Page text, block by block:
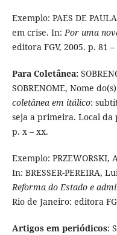
Exemplo: PAES DE
em crise. In:Por uma
editora FGV, 2005. p. 81 –
Para Coletânea:
SOBRENOME, Nome
coletânea em itálico:
seja a primeira. Local da
p. x – xx.
Exemplo: PRZEWORSKI,
In: BRESSER-PEREIRA,
Reforma do Estado e
Rio de Janeiro: editora
Artigos em periódicos: